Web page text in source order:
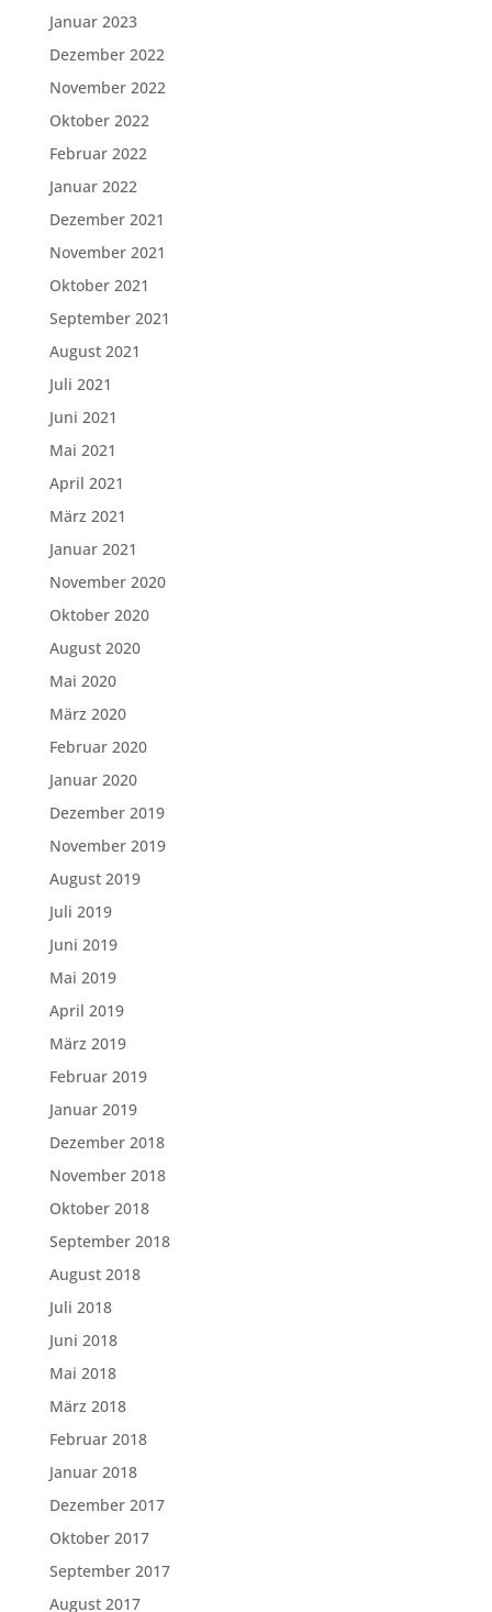
Januar 2023
Dezember 2022
November 2022
Oktober 2022
Februar 2022
Januar 2022
Dezember 2021
November 2021
Oktober 2021
September 2021
August 2021
Juli 2021
Juni 2021
Mai 2021
April 2021
März 2021
Januar 2021
November 2020
Oktober 2020
August 2020
Mai 2020
März 2020
Februar 2020
Januar 2020
Dezember 2019
November 2019
August 2019
Juli 2019
Juni 2019
Mai 2019
April 2019
März 2019
Februar 2019
Januar 2019
Dezember 2018
November 2018
Oktober 2018
September 2018
August 2018
Juli 2018
Juni 2018
Mai 2018
März 2018
Februar 2018
Januar 2018
Dezember 2017
Oktober 2017
September 2017
August 2017